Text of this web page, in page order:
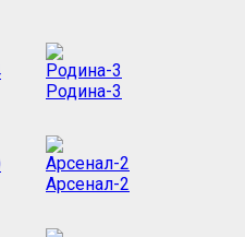
Родина-3
Арсенал-2